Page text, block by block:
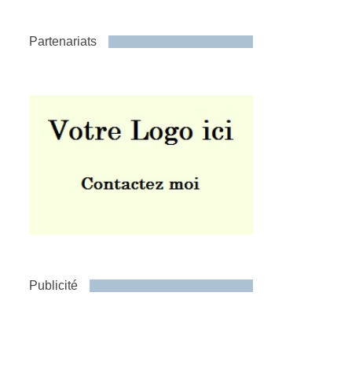
Partenariats
Publicité